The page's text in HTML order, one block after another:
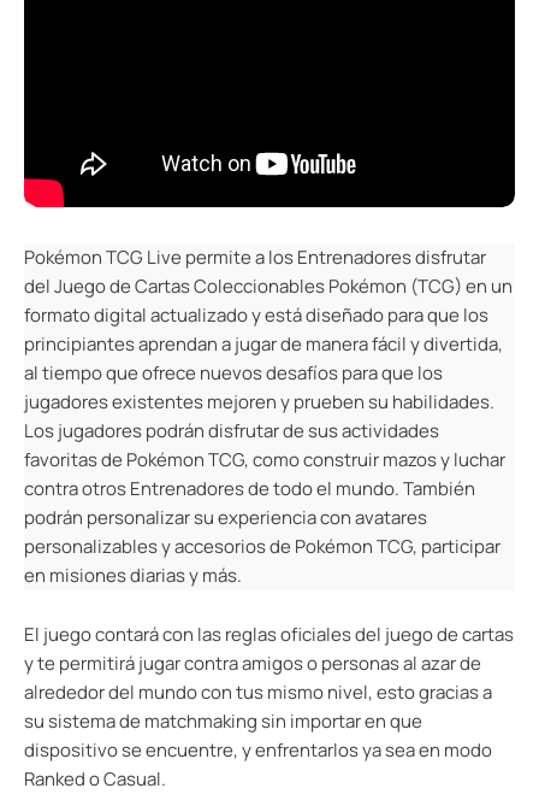
Pokémon TCG Live permite a los Entrenadores disfrutar
del Juego de Cartas Coleccionables Pokémon (TCG) en un
formato digital actualizado y está diseñado para que los
principiantes aprendan a jugar de manera fácil y divertida,
al tiempo que ofrece nuevos desafíos para que los
jugadores existentes mejoren y prueben su habilidades.
Los jugadores podrán disfrutar de sus actividades
favoritas de Pokémon TCG, como construir mazos y luchar
contra otros Entrenadores de todo el mundo. También
podrán personalizar su experiencia con avatares
personalizables y accesorios de Pokémon TCG, participar
en misiones diarias y más.
El juego contará con las reglas oficiales del juego de cartas
y te permitirá jugar contra amigos o personas al azar de
alrededor del mundo con tus mismo nivel, esto gracias a
su sistema de matchmaking sin importar en que
dispositivo se encuentre, y enfrentarlos ya sea en modo
Ranked o Casual.